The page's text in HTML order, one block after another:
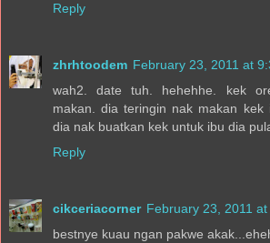
Reply
zhrhtoodem February 23, 2011 at
wah2. date tuh. hehehhe. kek
makan. dia teringin nak makan
dia nak buatkan kek untuk ibu dia
Reply
cikceriacorner February 23, 2011 at
bestnye kuau ngan pakwe